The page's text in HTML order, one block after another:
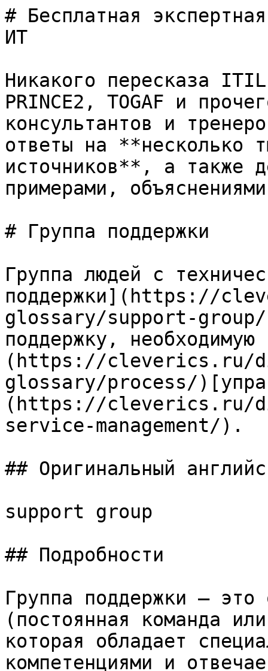
# Бесплатная
ИТ
Никакого пересказа
PRINCE2, TOGAF и
консультантов и
ответы на **несколько
источников**, а также
примерами,
# Группа поддержки
Группа людей с
поддержки](https://
glossary/support-group/)
поддержку,
(https://cleverics.ru/
glossary/process/
(https://cleverics.ru/
service-management/).
## Оригинальный
support group
## Подробности
Группа поддержки — это
(постоянная команда
которая обладает
компетенциями и